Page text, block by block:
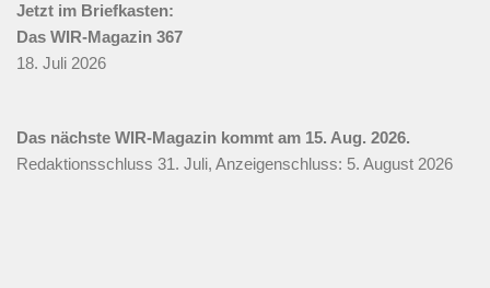
Jetzt im Briefkasten:
Das WIR-Magazin 367
18. Juli 2026
Das nächste WIR-Magazin kommt am 15. Aug. 2026.
Redaktionsschluss 31. Juli, Anzeigenschluss: 5. August 2026